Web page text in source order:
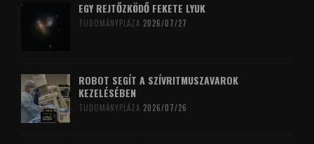
EGY REJTŐZKÖDŐ FEKETE LYUK
TUDOMÁNYPLÁZA 2026/07/27
ROBOT SEGÍT A SZÍVRITMUSZAVAROK
KEZELÉSÉBEN
TUDOMÁNYPLÁZA 2026/07/26